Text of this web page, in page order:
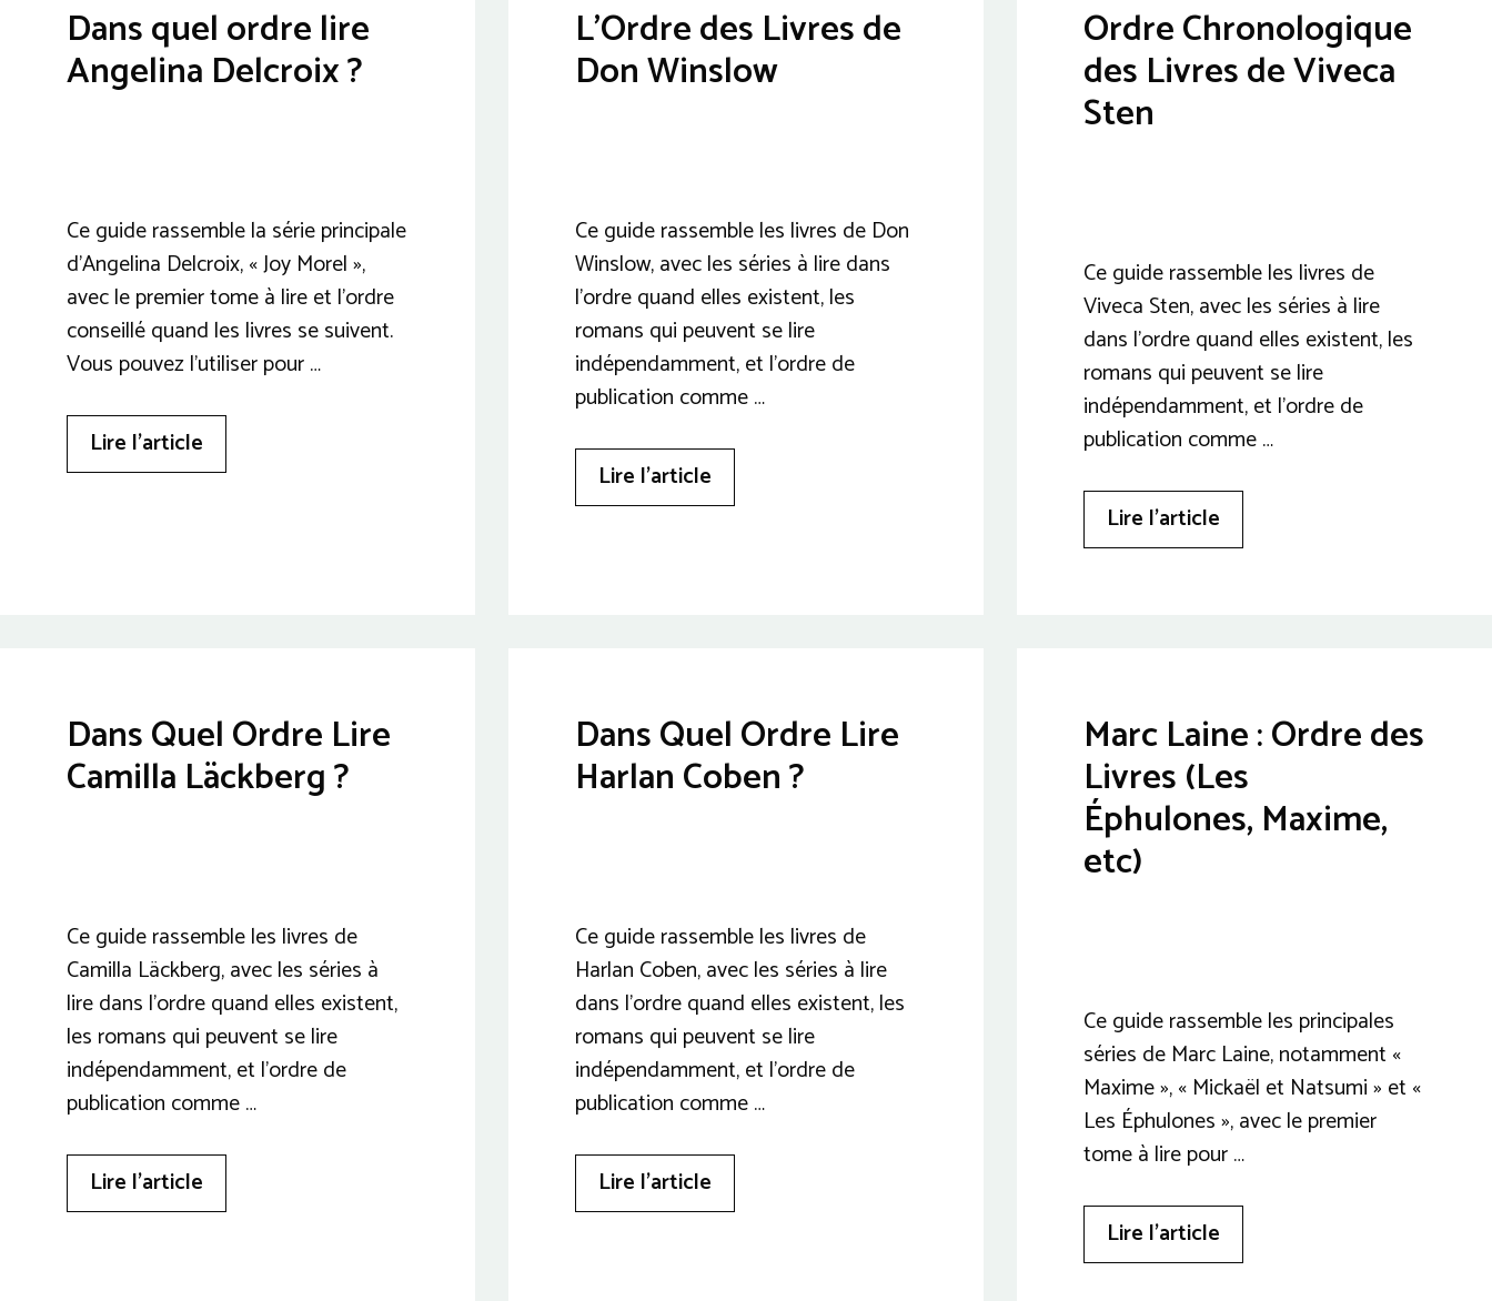
Dans quel ordre lire
Angelina Delcroix ?
Ce guide rassemble la série principale
d’Angelina Delcroix, « Joy Morel »,
avec le premier tome à lire et l’ordre
conseillé quand les livres se suivent.
Vous pouvez l’utiliser pour …
Lire l’article
L’Ordre des Livres de
Don Winslow
Ce guide rassemble les livres de Don
Winslow, avec les séries à lire dans
l’ordre quand elles existent, les
romans qui peuvent se lire
indépendamment, et l’ordre de
publication comme …
Lire l’article
Ordre Chronologique
des Livres de Viveca
Sten
Ce guide rassemble les livres de
Viveca Sten, avec les séries à lire
dans l’ordre quand elles existent, les
romans qui peuvent se lire
indépendamment, et l’ordre de
publication comme …
Lire l’article
Dans Quel Ordre Lire
Camilla Läckberg ?
Ce guide rassemble les livres de
Camilla Läckberg, avec les séries à
lire dans l’ordre quand elles existent,
les romans qui peuvent se lire
indépendamment, et l’ordre de
publication comme …
Lire l’article
Dans Quel Ordre Lire
Harlan Coben ?
Ce guide rassemble les livres de
Harlan Coben, avec les séries à lire
dans l’ordre quand elles existent, les
romans qui peuvent se lire
indépendamment, et l’ordre de
publication comme …
Lire l’article
Marc Laine : Ordre des
Livres (Les
Éphulones, Maxime,
etc)
Ce guide rassemble les principales
séries de Marc Laine, notamment «
Maxime », « Mickaël et Natsumi » et «
Les Éphulones », avec le premier
tome à lire pour …
Lire l’article